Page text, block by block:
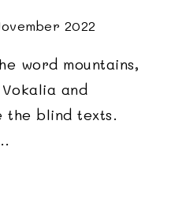
2022
word mountains,
and
the blind texts.